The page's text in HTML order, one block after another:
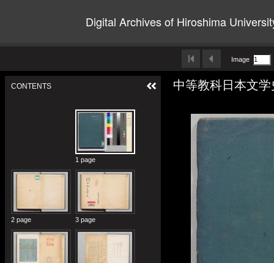
Digital Archives of Hiroshima